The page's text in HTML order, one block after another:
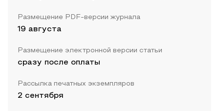
Размещение PDF-версии журнала
19 августа
Размещение электронной версии статьи
сразу после оплаты
Рассылка печатных экземпляров
2 сентября